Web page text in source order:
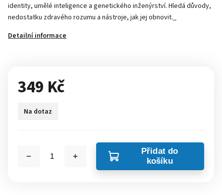
identity, umělé inteligence a genetického inženýrství. Hledá důvody,
nedostatku zdravého rozumu a nástroje, jak jej obnovit._
Detailní informace
349 Kč
Na dotaz
Přidat do
košíku